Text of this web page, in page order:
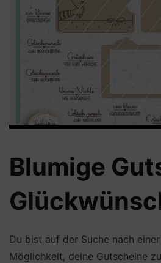
Blumige
Du bist auf der Suche nach
Möglichkeit, deine Gutscheine